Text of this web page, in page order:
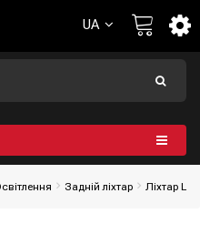
UA
Задній ліхтар Ліхтар